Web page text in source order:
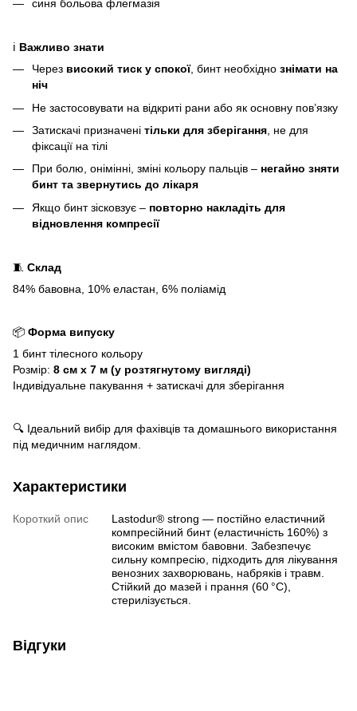
синя больова флегмазія
ℹ️ Важливо знати
Через високий тиск у спокої, бинт необхідно знімати на
ніч
Не застосовувати на відкриті рани або як основну пов’язку
Затискачі призначені тільки для зберігання , не для
фіксації на тілі
При болю, онімінні, зміні кольору пальців – негайно зняти
бинт та звернутись до лікаря
Якщо бинт зісковзує – повторно накладіть для
відновлення компресії
🧵 Склад
84% бавовна, 10% еластан, 6% поліамід
📦 Форма випуску
1 бинт тілесного кольору
Розмір: 8 см х 7 м (у розтягнутому вигляді)
Індивідуальне пакування + затискачі для зберігання
🔍 Ідеальний вибір для фахівців та домашнього використання
під медичним наглядом.
Характеристики
Короткий опис
Lastodur® strong — постійно еластичний
компресійний бинт (еластичність 160%) з
високим вмістом бавовни. Забезпечує
сильну компресію, підходить для лікування
венозних захворювань, набряків і травм.
Стійкий до мазей і прання (60 °C),
стерилізується.
Відгуки